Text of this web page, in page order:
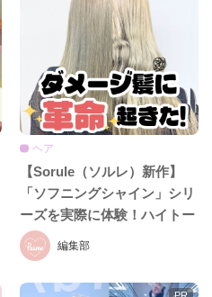
編集部
ヘア
【Sorule（ソルレ）新作】
「ソフニングシャイン」シリ
ーズを実際に体験！ハイトー
ンカラーを繰り返したダメー
ジ毛で検証♡